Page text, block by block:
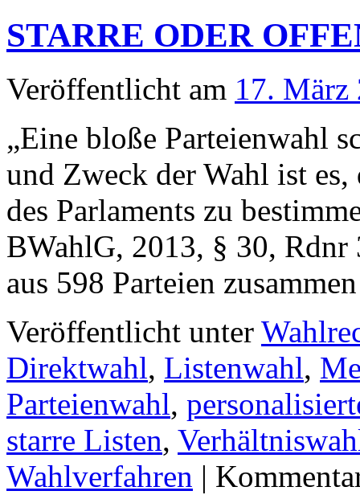
STARRE ODER
Veröffentlicht am 17. März
„Eine bloße Parteienwahl
und Zweck der Wahl ist es,
des Parlaments zu
BWahlG, 2013, § 30, Rdnr
aus 598 Parteien
Veröffentlicht unter
Direktwahl, Listenwahl,
Parteienwahl,
starre Listen,
Wahlverfahren |